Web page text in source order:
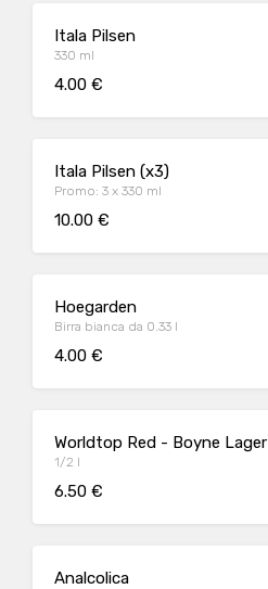
Itala Pilsen
330 ml
4.00 €
Itala Pilsen (x3)
Promo: 3 x 330 ml
10.00 €
Hoegarden
Birra bianca da 0.33 l
4.00 €
Worldtop Red - Boyne Lager
1/2 l
6.50 €
Analcolica